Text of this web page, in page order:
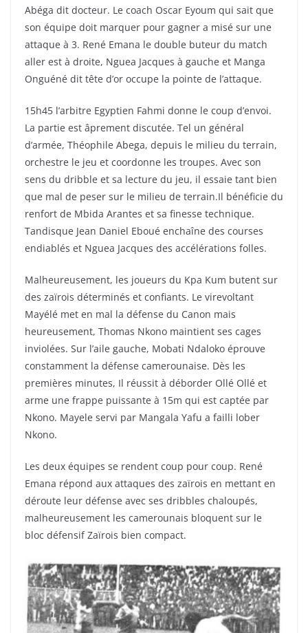
Abéga dit docteur. Le coach Oscar Eyoum qui sait que
son équipe doit marquer pour gagner a misé sur une
attaque à 3. René Emana le double buteur du match
aller est à droite, Nguea Jacques à gauche et Manga
Onguéné dit tête d’or occupe la pointe de l’attaque.
15h45 l’arbitre Egyptien Fahmi donne le coup d’envoi.
La partie est âprement discutée. Tel un général
d’armée, Théophile Abega, depuis le milieu du terrain,
orchestre le jeu et coordonne les troupes. Avec son
sens du dribble et sa lecture du jeu, il essaie tant bien
que mal de peser sur le milieu de terrain.Il bénéficie du
renfort de Mbida Arantes et sa finesse technique.
Tandisque Jean Daniel Eboué enchaîne des courses
endiablés et Nguea Jacques des accélérations folles.
Malheureusement, les joueurs du Kpa Kum butent sur
des zaïrois déterminés et confiants. Le virevoltant
Mayélé met en mal la défense du Canon mais
heureusement, Thomas Nkono maintient ses cages
inviolées. Sur l’aile gauche, Mobati Ndaloko éprouve
constamment la défense camerounaise. Dès les
premières minutes, Il réussit à déborder Ollé Ollé et
arme une frappe puissante à 15m qui est captée par
Nkono. Mayele servi par Mangala Yafu a failli lober
Nkono.
Les deux équipes se rendent coup pour coup. René
Emana répond aux attaques des zaïrois en mettant en
déroute leur défense avec ses dribbles chaloupés,
malheureusement les camerounais bloquent sur le
bloc défensif Zaïrois bien compact.